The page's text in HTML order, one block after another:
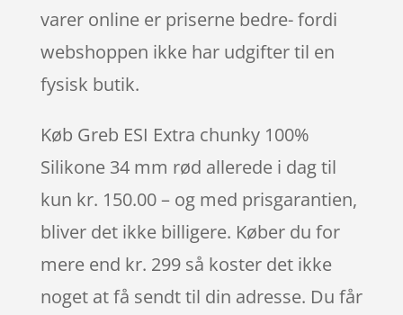
varer online er priserne bedre- fordi
webshoppen ikke har udgifter til en
fysisk butik.
Køb Greb ESI Extra chunky 100%
Silikone 34 mm rød allerede i dag til
kun kr. 150.00 – og med prisgarantien,
bliver det ikke billigere. Køber du for
mere end kr. 299 så koster det ikke
noget at få sendt til din adresse. Du får